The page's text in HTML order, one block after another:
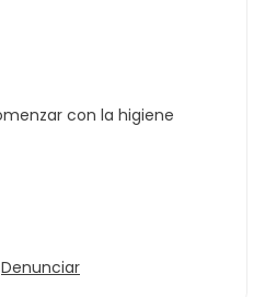
con la higiene
Denunciar